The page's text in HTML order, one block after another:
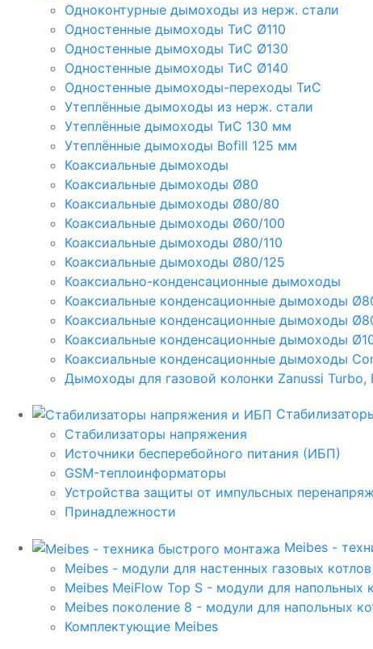
Одноконтурные дымоходы из нерж. стали
Одностенные дымоходы ТиС Ø110
Одностенные дымоходы ТиС Ø130
Одностенные дымоходы ТиС Ø140
Одностенные дымоходы-переходы ТиС
Утеплённые дымоходы из нерж. стали
Утеплённые дымоходы ТиС 130 мм
Утеплённые дымоходы Bofill 125 мм
Коаксиальные дымоходы
Коаксиальные дымоходы Ø80
Коаксиальные дымоходы Ø80/80
Коаксиальные дымоходы Ø60/100
Коаксиальные дымоходы Ø80/110
Коаксиальные дымоходы Ø80/125
Коаксиально-конденсационные дымоходы
Коаксиальные конденсационные дымоходы
Коаксиальные конденсационные дымоходы
Коаксиальные конденсационные дымоходы
Коаксиальные конденсационные дымоходы
Дымоходы для газовой колонки Zanussi Turbo,
Стабилизаторы напряжения
Источники бесперебойного питания (ИБП)
GSM-теплоинформаторы
Устройства защиты от импульсных
Принадлежности
Meibes -
Meibes - модули для настенных газовых котлов
Meibes MeiFlow Top S - модули для напольных
Meibes поколение 8 - модули для напольных
Комплектующие Meibes